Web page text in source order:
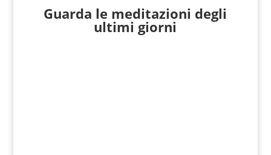
Guarda le meditazioni degli
ultimi giorni